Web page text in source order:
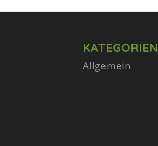
KATEGORIEN
Allgemein